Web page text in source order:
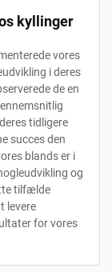
kyllinger
vores
i deres
de en
tidligere
succes den
blands er i
og
tilfælde
levere
for vores